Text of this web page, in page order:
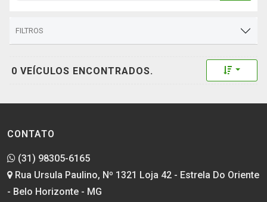
FILTROS
0 VEÍCULOS ENCONTRADOS. Toggle
CONTATO
(31) 98305-6165
Rua Ursula Paulino, Nº 1321 Loja 42 - Estrela Do Oriente
- Belo Horizonte - MG